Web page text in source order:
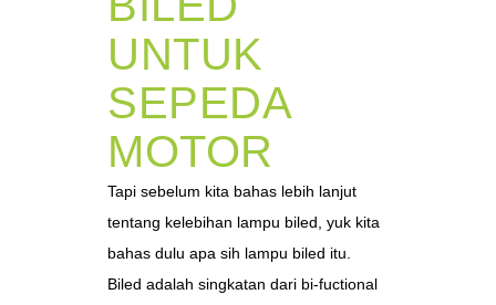
UNTUK
SEPEDA
MOTOR
Tapi sebelum kita bahas lebih lanjut
tentang kelebihan lampu biled, yuk kita
bahas dulu apa sih lampu biled itu.
Biled adalah singkatan dari bi-fuctional